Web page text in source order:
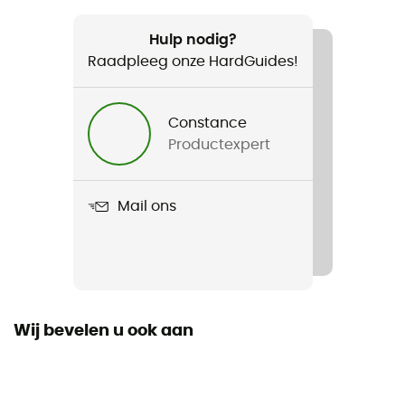
Migrate Duffel 60L
Hulp nodig?
Raadpleeg onze HardGuides!
Constance
Productexpert
Mail ons
Wij bevelen u ook aan